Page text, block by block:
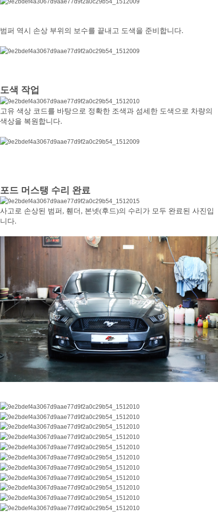
범퍼 역시 손상 부위의 보수를 끝내고 도색을 준비합니다.
도색 작업
고유 색상 코드를 바탕으로 정확한 조색과 섬세한 도색으로 차량의
색상을 복원합니다.
포드 머스탱 수리 완료
사고로 손상된 범퍼, 휀더, 본넷(후드)의 수리가 모두 완료된 사진입
니다.